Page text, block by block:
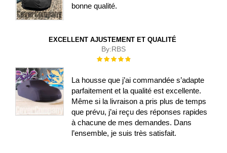
bonne qualité.
EXCELLENT AJUSTEMENT ET QUALITÉ
By:RBS
Évaluation :
La housse que j’ai commandée s’adapte
parfaitement et la qualité est excellente.
Même si la livraison a pris plus de temps
que prévu, j’ai reçu des réponses rapides
à chacune de mes demandes. Dans
l’ensemble, je suis très satisfait.